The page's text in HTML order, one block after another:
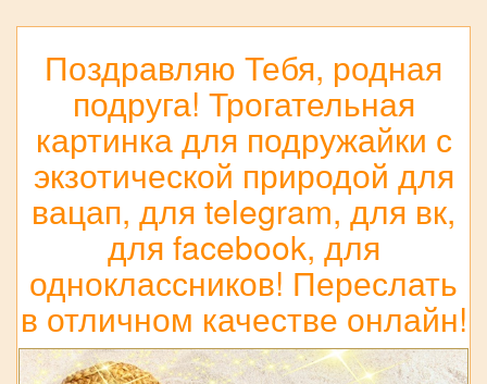
Поздравляю Тебя, родная
подруга! Трогательная
картинка для подружайки с
экзотической природой для
вацап, для telegram, для вк,
для facebook, для
одноклассников! Переслать
в отличном качестве онлайн!